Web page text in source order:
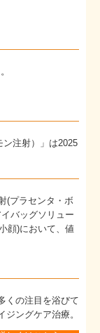
ン注射）」は2025
(プラセンタ・ボ
バッグソリュー
顔)において、値
くの注目を浴びて
ジングケア治療。